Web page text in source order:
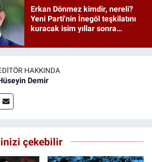
Erkan Dönmez kimdir, nereli?
Yeni Parti'nin İnegöl teşkilatını
kuracak isim yıllar sonra
HAKKINDA
Demir
çekebilir